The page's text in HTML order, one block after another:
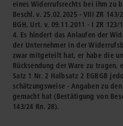
eines Widerrufsrechts bei ihm zu
Beschl. v. 25.02.2025 - VIII ZR
BGH, Urt. v. 09.11.2011 - I ZR 123/
4. Es hindert das Anlaufen der
der Unternehmer in der
zwar mitgeteilt hat, er habe die
Rücksendung der Ware zu tragen,
Satz 1 Nr. 2 Halbsatz 2 EGBGB
schätzungsweise - Angaben zu
gemacht hat (Bestätigung von
143/24 Rn. 28).